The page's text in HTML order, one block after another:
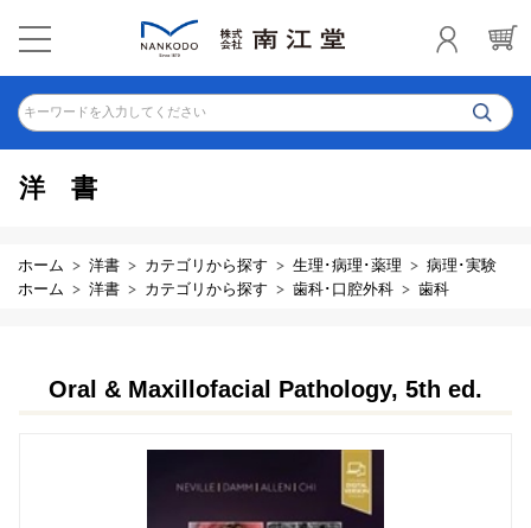
キーワードを入力してください
洋書
ホーム 洋書 カテゴリから探す 生理･病理･薬理
病理･実験
ホーム
洋書 カテゴリから探す 歯科･口腔外科 歯科
Oral & Maxillofacial Pathology, 5th ed.